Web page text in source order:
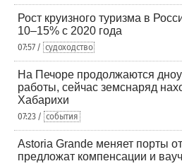
Рост круизного туризма в
10–15% с 2020 года
07:57 / судоходство
На Печоре продолжаются
работы, сейчас земснаряд
Хабарихи
07:23 / события
Astoria Grande меняет порты
предложат компенсации и